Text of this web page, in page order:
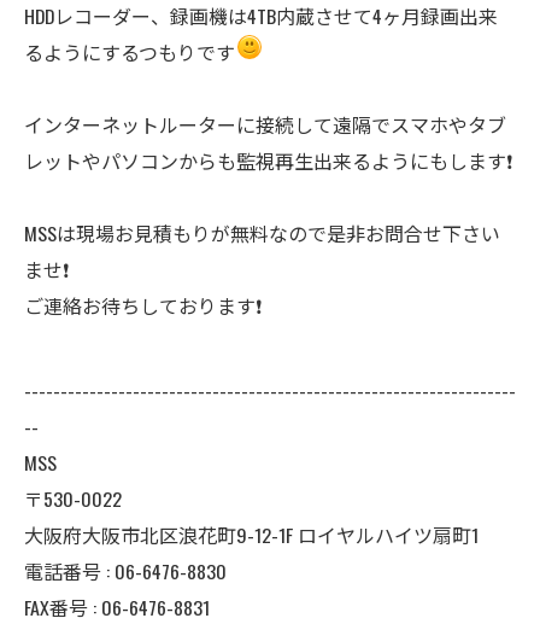
HDDレコーダー、録画機は4TB内蔵させて4ヶ月録画出来
るようにするつもりです
インターネットルーターに接続して遠隔でスマホやタブ
レットやパソコンからも監視再生出来るようにもします❗️
MSSは現場お見積もりが無料なので是非お問合せ下さい
ませ❗️
ご連絡お待ちしております❗️
--------------------------------------------------------------------
--
MSS
〒530-0022
大阪府大阪市北区浪花町9-12-1F ロイヤルハイツ扇町1
電話番号 : 06-6476-8830
FAX番号 : 06-6476-8831